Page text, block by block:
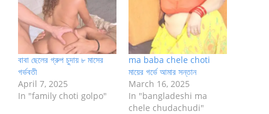
বাবা ছেলের গ্রুপ চুদায় ৮ মাসের
গর্ভবতী
April 7, 2025
In "family choti golpo"
ma baba chele choti
মায়ের গর্ভে আমার সন্তান
March 16, 2025
In "bangladeshi ma
chele chudachudi"